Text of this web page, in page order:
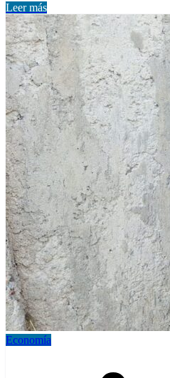
Leer más
Economía